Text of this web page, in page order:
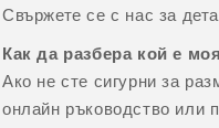
Свържете се с нас за
Как да разбера кой е
Ако не сте сигурни за
онлайн ръководство или